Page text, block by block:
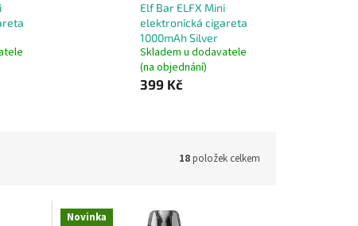
Elf Bar ELFX Mini
elektronická cigareta
1000mAh Silver
Skladem u dodavatele
(na objednání)
399 Kč
18položek celkem
Novinka